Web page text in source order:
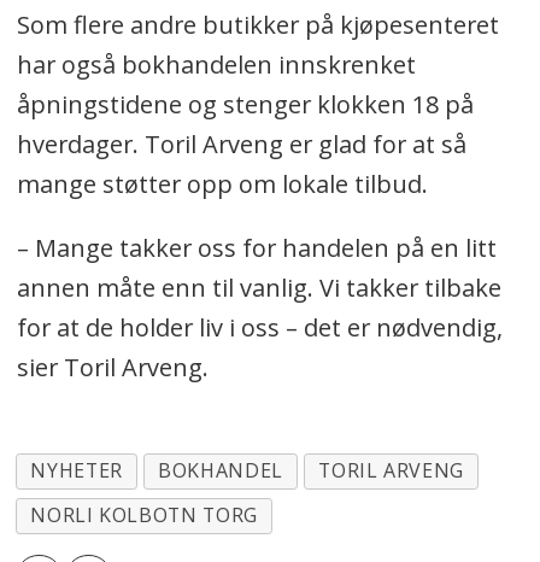
Som flere andre butikker på kjøpesenteret
har også bokhandelen innskrenket
åpningstidene og stenger klokken 18 på
hverdager. Toril Arveng er glad for at så
mange støtter opp om lokale tilbud.
– Mange takker oss for handelen på en litt
annen måte enn til vanlig. Vi takker tilbake
for at de holder liv i oss – det er nødvendig,
sier Toril Arveng.
NYHETER BOKHANDEL
TORIL ARVENG
NORLI KOLBOTN TORG